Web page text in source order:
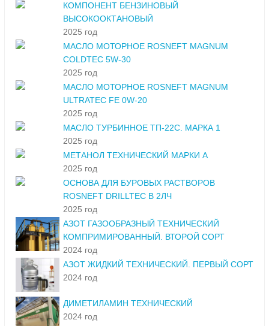
КОМПОНЕНТ БЕНЗИНОВЫЙ
ВЫСОКООКТАНОВЫЙ
2025 год
МАСЛО МОТОРНОЕ ROSNEFT MAGNUM
COLDTEC 5W-30
2025 год
МАСЛО МОТОРНОЕ ROSNEFT MAGNUM
ULTRATEC FE 0W-20
2025 год
МАСЛО ТУРБИННОЕ ТП-22С. МАРКА 1
2025 год
МЕТАНОЛ ТЕХНИЧЕСКИЙ МАРКИ А
2025 год
ОСНОВА ДЛЯ БУРОВЫХ РАСТВОРОВ
ROSNEFT DRILLTEC В 2ЛЧ
2025 год
АЗОТ ГАЗООБРАЗНЫЙ ТЕХНИЧЕСКИЙ
КОМПРИМИРОВАННЫЙ. ВТОРОЙ СОРТ
2024 год
АЗОТ ЖИДКИЙ ТЕХНИЧЕСКИЙ. ПЕРВЫЙ СОРТ
2024 год
ДИМЕТИЛАМИН ТЕХНИЧЕСКИЙ
2024 год